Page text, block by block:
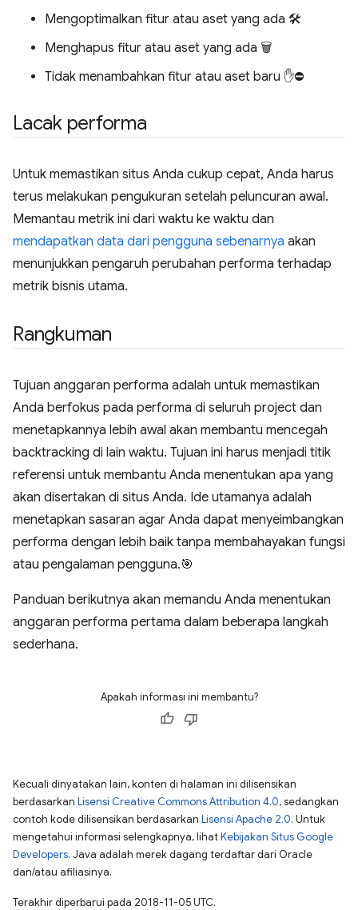
Mengoptimalkan fitur atau aset yang ada 🛠️
Menghapus fitur atau aset yang ada 🗑️
Tidak menambahkan fitur atau aset baru ✋⛔
Lacak performa
Untuk memastikan situs Anda cukup cepat, Anda harus
terus melakukan pengukuran setelah peluncuran awal.
Memantau metrik ini dari waktu ke waktu dan
mendapatkan data dari pengguna sebenarnya akan
menunjukkan pengaruh perubahan performa terhadap
metrik bisnis utama.
Rangkuman
Tujuan anggaran performa adalah untuk memastikan
Anda berfokus pada performa di seluruh project dan
menetapkannya lebih awal akan membantu mencegah
backtracking di lain waktu. Tujuan ini harus menjadi titik
referensi untuk membantu Anda menentukan apa yang
akan disertakan di situs Anda. Ide utamanya adalah
menetapkan sasaran agar Anda dapat menyeimbangkan
performa dengan lebih baik tanpa membahayakan fungsi
atau pengalaman pengguna.🎯
Panduan berikutnya akan memandu Anda menentukan
anggaran performa pertama dalam beberapa langkah
sederhana.
Apakah informasi ini membantu?
Kecuali dinyatakan lain, konten di halaman ini dilisensikan
berdasarkan Lisensi Creative Commons Attribution 4.0, sedangkan
contoh kode dilisensikan berdasarkan Lisensi Apache 2.0. Untuk
mengetahui informasi selengkapnya, lihatKebijakan Situs Google
Developers. Java adalah merek dagang terdaftar dari Oracle
dan/atau afiliasinya.
Terakhir diperbarui pada 2018-11-05 UTC.